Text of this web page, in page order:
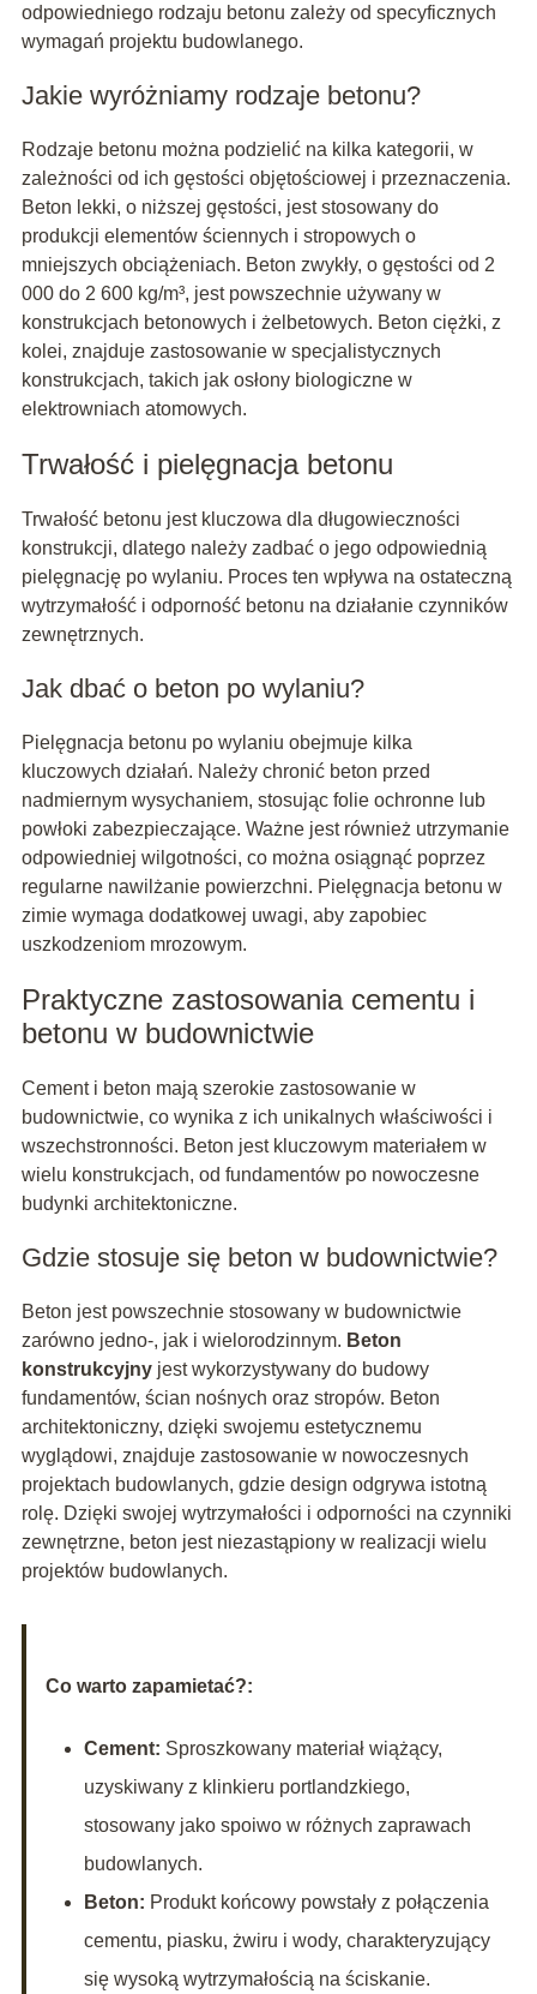
odpowiedniego rodzaju betonu zależy od specyficznych
wymagań projektu budowlanego.
Jakie wyróżniamy rodzaje betonu?
Rodzaje betonu można podzielić na kilka kategorii, w
zależności od ich gęstości objętościowej i przeznaczenia.
Beton lekki, o niższej gęstości, jest stosowany do
produkcji elementów ściennych i stropowych o
mniejszych obciążeniach. Beton zwykły, o gęstości od 2
000 do 2 600 kg/m³, jest powszechnie używany w
konstrukcjach betonowych i żelbetowych. Beton ciężki, z
kolei, znajduje zastosowanie w specjalistycznych
konstrukcjach, takich jak osłony biologiczne w
elektrowniach atomowych.
Trwałość i pielęgnacja betonu
Trwałość betonu jest kluczowa dla długowieczności
konstrukcji, dlatego należy zadbać o jego odpowiednią
pielęgnację po wylaniu. Proces ten wpływa na ostateczną
wytrzymałość i odporność betonu na działanie czynników
zewnętrznych.
Jak dbać o beton po wylaniu?
Pielęgnacja betonu po wylaniu obejmuje kilka
kluczowych działań. Należy chronić beton przed
nadmiernym wysychaniem, stosując folie ochronne lub
powłoki zabezpieczające. Ważne jest również utrzymanie
odpowiedniej wilgotności, co można osiągnąć poprzez
regularne nawilżanie powierzchni. Pielęgnacja betonu w
zimie wymaga dodatkowej uwagi, aby zapobiec
uszkodzeniom mrozowym.
Praktyczne zastosowania cementu i
betonu w budownictwie
Cement i beton mają szerokie zastosowanie w
budownictwie, co wynika z ich unikalnych właściwości i
wszechstronności. Beton jest kluczowym materiałem w
wielu konstrukcjach, od fundamentów po nowoczesne
budynki architektoniczne.
Gdzie stosuje się beton w budownictwie?
Beton jest powszechnie stosowany w budownictwie
zarówno jedno-, jak i wielorodzinnym. Beton
konstrukcyjnyjest wykorzystywany do budowy
fundamentów, ścian nośnych oraz stropów. Beton
architektoniczny, dzięki swojemu estetycznemu
wyglądowi, znajduje zastosowanie w nowoczesnych
projektach budowlanych, gdzie design odgrywa istotną
rolę. Dzięki swojej wytrzymałości i odporności na czynniki
zewnętrzne, beton jest niezastąpiony w realizacji wielu
projektów budowlanych.
Co warto zapamietać?:
Cement: Sproszkowany materiał wiążący,
uzyskiwany z klinkieru portlandzkiego,
stosowany jako spoiwo w różnych zaprawach
budowlanych.
Beton: Produkt końcowy powstały z połączenia
cementu, piasku, żwiru i wody, charakteryzujący
się wysoką wytrzymałością na ściskanie.